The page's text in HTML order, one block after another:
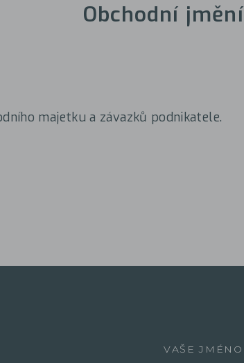
Obchodní jmění
majetku a závazků podnikatele.
VAŠE JMÉNO